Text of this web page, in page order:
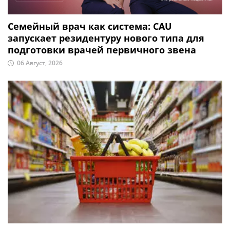
Семейный врач как система: CAU
запускает резидентуру нового типа для
подготовки врачей первичного звена
06 Август, 2026